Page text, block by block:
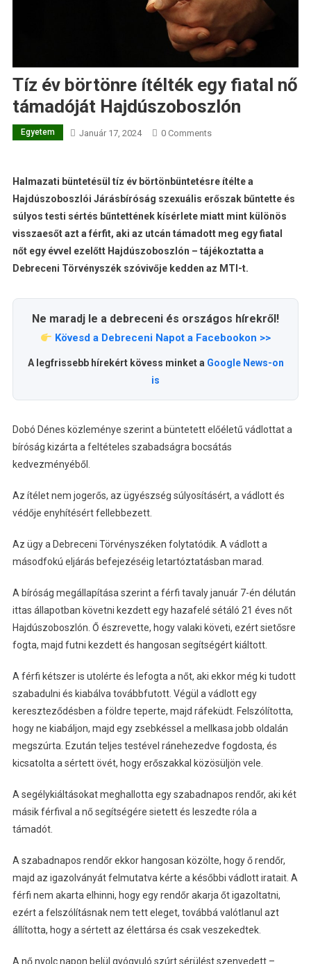
Tíz év börtönre ítélték egy fiatal nő
támadóját Hajdúszoboszlón
Egyetem Január 17, 2024 0 Comments
Halmazati büntetésül tíz év börtönbüntetésre ítélte a
Hajdúszoboszlói Járásbíróság szexuális erőszak bűntette és
súlyos testi sértés bűntettének kísérlete miatt mint különös
visszaesőt azt a férfit, aki az utcán támadott meg egy fiatal
nőt egy évvel ezelőtt Hajdúszoboszlón – tájékoztatta a
Debreceni Törvényszék szóvivője kedden az MTI-t.
Ne maradj le a debreceni és országos hírekről!
Kövesd a Debreceni Napot a Facebookon >>
A legfrissebb hírekért kövess minket a Google News-on
is
Dobó Dénes közleménye szerint a büntetett előéletű vádlottat a
bíróság kizárta a feltételes szabadságra bocsátás
kedvezményéből.
Az ítélet nem jogerős, az ügyészség súlyosításért, a vádlott és
védője enyhítésért fellebbezett.
Az ügy a Debreceni Törvényszéken folytatódik. A vádlott a
másodfokú eljárás befejezéséig letartóztatásban marad.
A bíróság megállapítása szerint a férfi tavaly január 7-én délután
ittas állapotban követni kezdett egy hazafelé sétáló 21 éves nőt
Hajdúszoboszlón. Ő észrevette, hogy valaki követi, ezért sietősre
fogta, majd futni kezdett és hangosan segítségért kiáltott.
A férfi kétszer is utolérte és lefogta a nőt, aki ekkor még ki tudott
szabadulni és kiabálva továbbfutott. Végül a vádlott egy
kereszteződésben a földre teperte, majd ráfeküdt. Felszólította,
hogy ne kiabáljon, majd egy zsebkéssel a mellkasa jobb oldalán
megszúrta. Ezután teljes testével ránehezedve fogdosta, és
kicsatolta a sértett övét, hogy erőszakkal közösüljön vele.
A segélykiáltásokat meghallotta egy szabadnapos rendőr, aki két
másik férfival a nő segítségére sietett és leszedte róla a
támadót.
A szabadnapos rendőr ekkor hangosan közölte, hogy ő rendőr,
majd az igazolványát felmutatva kérte a későbbi vádlott iratait. A
férfi nem akarta elhinni, hogy egy rendőr akarja őt igazoltatni,
ezért a felszólításnak nem tett eleget, továbbá valótlanul azt
állította, hogy a sértett az élettársa és csak veszekedtek.
A nő nyolc napon belül gyógyuló szúrt sérülést szenvedett –